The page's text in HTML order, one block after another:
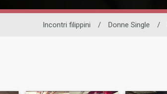
Incontri filippini / Donne Single /